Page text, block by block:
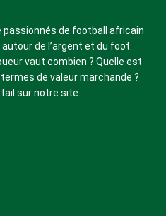
passionnés de football africain
de l’argent et du foot.
vaut combien ? Quelle est
de valeur marchande ?
sur notre site.